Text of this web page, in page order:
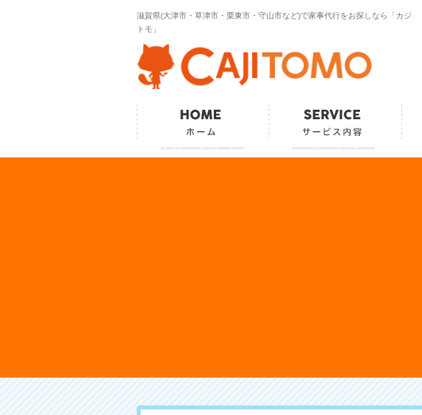
滋賀県(大津市・草津市・栗東市・守山市など)で家事代行をお探しなら「カジ
トモ」
ホーム サー